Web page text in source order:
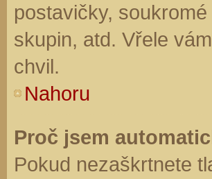
postavičky,
skupin, atd. Vřele
chvil.
Nahoru
Proč jsem
Pokud nezaškrtnete